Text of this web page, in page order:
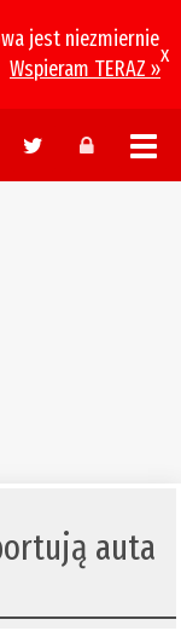
jest niezmiernie
Wspieram TERAZ »
x
auta